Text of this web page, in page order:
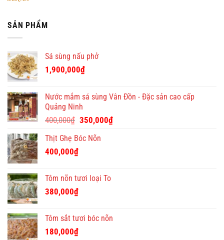
Tết
Việt
chỉ
nghĩa
độc
đáo
SẢN PHẨM
Sá sùng nấu phở
1,900,000₫
Nước mắm sá sùng Vân Đồn - Đặc sản cao cấp
Quảng Ninh
400,000₫ Giá
là:
350,000₫Giá
Thịt Ghẹ Bóc Nõn
400,000₫
Tôm nõn tươi loại To
380,000₫
Tôm sắt tươi bóc nõn
180,000₫